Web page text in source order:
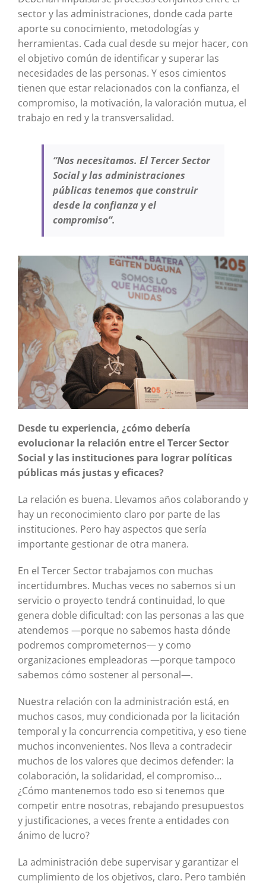
sector y las administraciones, donde cada parte
aporte su conocimiento, metodologías y
herramientas. Cada cual desde su mejor hacer, con
el objetivo común de identificar y superar las
necesidades de las personas. Y esos cimientos
tienen que estar relacionados con la confianza, el
compromiso, la motivación, la valoración mutua, el
trabajo en red y la transversalidad.
“Nos necesitamos. El Tercer Sector
Social y las administraciones
públicas tenemos que construir
desde la confianza y el
compromiso”.
Desde tu experiencia, ¿cómo debería
evolucionar la relación entre el Tercer Sector
Social y las instituciones para lograr políticas
públicas más justas y eficaces?
La relación es buena. Llevamos años colaborando y
hay un reconocimiento claro por parte de las
instituciones. Pero hay aspectos que sería
importante gestionar de otra manera.
En el Tercer Sector trabajamos con muchas
incertidumbres. Muchas veces no sabemos si un
servicio o proyecto tendrá continuidad, lo que
genera doble dificultad: con las personas a las que
atendemos —porque no sabemos hasta dónde
podremos comprometernos— y como
organizaciones empleadoras —porque tampoco
sabemos cómo sostener al personal—.
Nuestra relación con la administración está, en
muchos casos, muy condicionada por la licitación
temporal y la concurrencia competitiva, y eso tiene
muchos inconvenientes. Nos lleva a contradecir
muchos de los valores que decimos defender: la
colaboración, la solidaridad, el compromiso…
¿Cómo mantenemos todo eso si tenemos que
competir entre nosotras, rebajando presupuestos
y justificaciones, a veces frente a entidades con
ánimo de lucro?
La administración debe supervisar y garantizar el
cumplimiento de los objetivos, claro. Pero también